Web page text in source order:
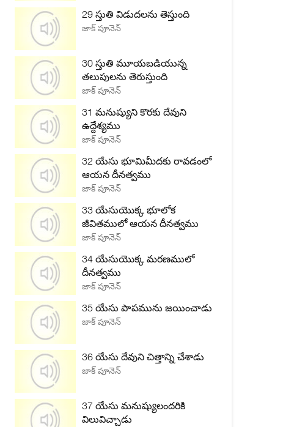
29 స్తుతి విడుదలను తెస్తుంది
జాక్ పూనెన్
30 స్తుతి మూయబడియున్న
తలుపులను తెరుస్తుంది
జాక్ పూనెన్
31 మనుష్యుని కొరకు దేవుని
ఉద్దేశ్యము
జాక్ పూనెన్
32 యేసు భూమిమీదకు రావడంలో
ఆయన దీనత్వము
జాక్ పూనెన్
33 యేసుయొక్క భూలోక
జీవితములో ఆయన దీనత్వము
జాక్ పూనెన్
34 యేసుయొక్క మరణములో
దీనత్వము
జాక్ పూనెన్
35 యేసు పాపమును జయించాడు
జాక్ పూనెన్
36 యేసు దేవుని చిత్తాన్ని చేశాడు
జాక్ పూనెన్
37 యేసు మనుష్యులందరికి
విలువిచ్చాడు